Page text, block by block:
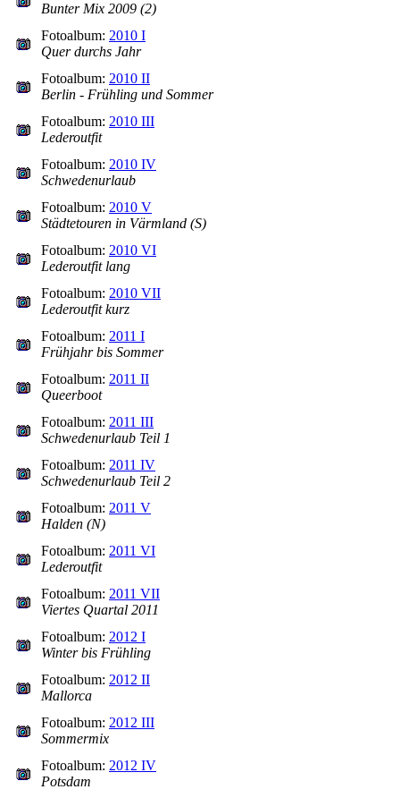
Bunter Mix 2009 (2)
Fotoalbum: 2010 I
Quer durchs Jahr
Fotoalbum: 2010 II
Berlin - Frühling und Sommer
Fotoalbum: 2010 III
Lederoutfit
Fotoalbum: 2010 IV
Schwedenurlaub
Fotoalbum: 2010 V
Städtetouren in Värmland (S)
Fotoalbum: 2010 VI
Lederoutfit lang
Fotoalbum: 2010 VII
Lederoutfit kurz
Fotoalbum: 2011 I
Frühjahr bis Sommer
Fotoalbum: 2011 II
Queerboot
Fotoalbum: 2011 III
Schwedenurlaub Teil 1
Fotoalbum: 2011 IV
Schwedenurlaub Teil 2
Fotoalbum: 2011 V
Halden (N)
Fotoalbum: 2011 VI
Lederoutfit
Fotoalbum: 2011 VII
Viertes Quartal 2011
Fotoalbum: 2012 I
Winter bis Frühling
Fotoalbum: 2012 II
Mallorca
Fotoalbum: 2012 III
Sommermix
Fotoalbum: 2012 IV
Potsdam